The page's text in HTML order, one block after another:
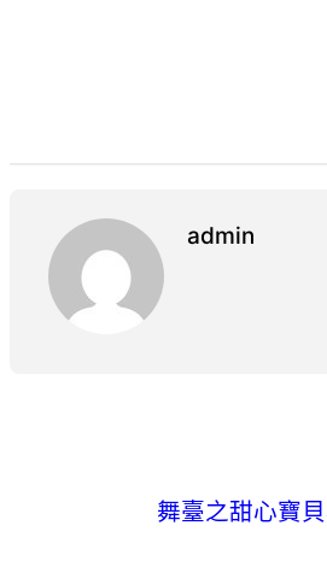
admin
舞臺之甜心寶